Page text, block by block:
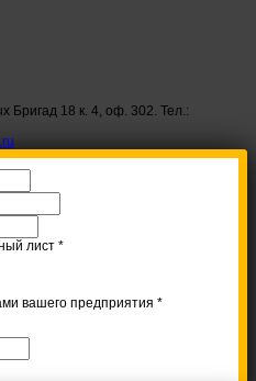
Бригад 18 к. 4, оф. 302. Тел.:
лист *
вашего предприятия *